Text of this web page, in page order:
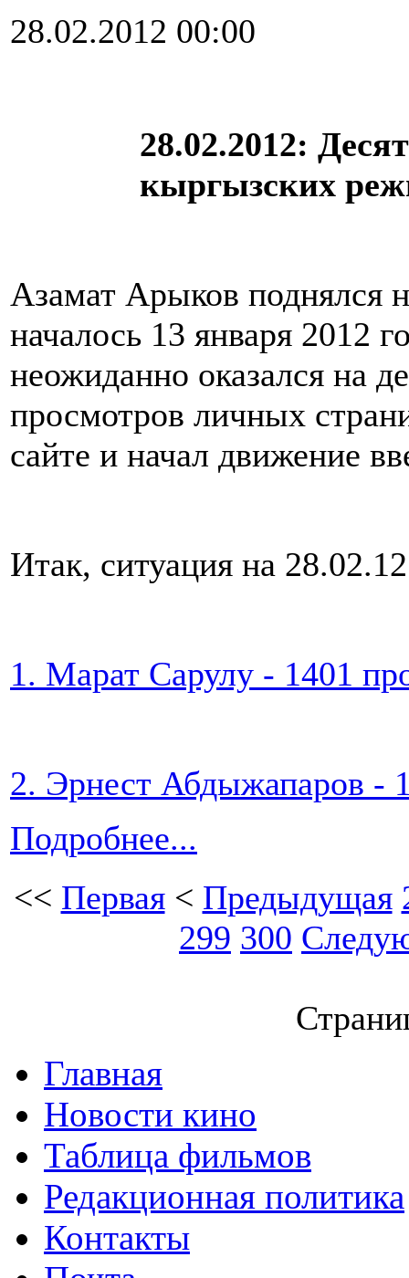
28.02.2012 00:00
28.02.2012:
кыргызских
Азамат Арыков поднялся
началось 13 января 2012
неожиданно оказался на
просмотров личных
сайте и начал движение
Итак, ситуация на
1. Марат Сарулу - 1401
2. Эрнест Абдыжапаров -
Подробнее...
<< Первая< Предыдущая
299 300
Главная
Новости кино
Таблица фильмов
Редакционная политика
Контакты